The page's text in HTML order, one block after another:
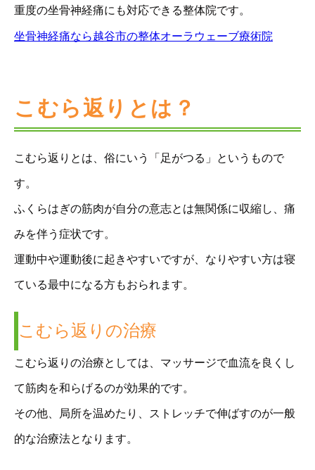
重度の坐骨神経痛にも対応できる整体院です。
坐骨神経痛なら越谷市の整体オーラウェーブ療術院
こむら返りとは？
こむら返りとは、俗にいう「足がつる」というもので
す。
ふくらはぎの筋肉が自分の意志とは無関係に収縮し、痛
みを伴う症状です。
運動中や運動後に起きやすいですが、なりやすい方は寝
ている最中になる方もおられます。
こむら返りの治療
こむら返りの治療としては、マッサージで血流を良くし
て筋肉を和らげるのが効果的です。
その他、局所を温めたり、ストレッチで伸ばすのが一般
的な治療法となります。